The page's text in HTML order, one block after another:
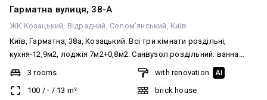
Гарматна вулиця, 38-А
ЖК Козацький Відрадний Солом’янський Київ
Київ, Гарматна, 38а, Козацький. Всі три кімнати роздільні,
кухня-12,9м2, лоджія 7м2+0,8м2. Санвузол роздільний: ванна
кімната 3,8м2, вбиральня 1,4м2. З ремонтом! В будинку є
додаткова система живлення, ліфт працює навіть коли немає
світла, три варіанти опалення: батареї ( індивідуальний облік
3 rooms
100 /- / 13 m²
with renovation AI
brick house